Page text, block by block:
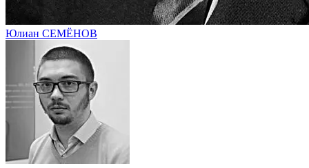
Юлиан СЕМЁНОВ